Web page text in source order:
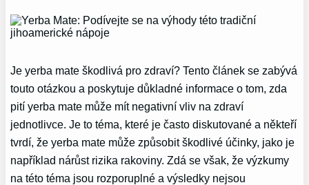
Je yerba mate škodlivá pro zdraví? Tento článek se zabývá
touto otázkou a poskytuje důkladné informace o tom, zda
pití yerba mate může mít negativní vliv na zdraví
jednotlivce. Je to téma, které je často diskutované a někteří
tvrdí, že yerba mate může způsobit škodlivé účinky, jako je
například nárůst rizika rakoviny. Zdá se však, že výzkumy
na této téma jsou rozporuplné a výsledky nejsou